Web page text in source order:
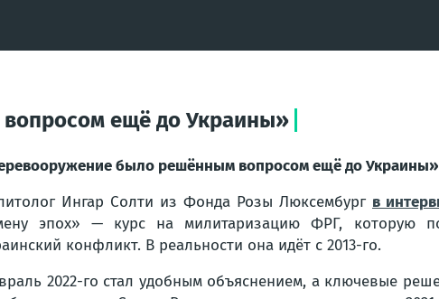
ещё до Украины»
было решённым вопросом ещё до Украины»
Ингар Солти из Фонда Розы Люксембург в
эпох» — курс на милитаризацию ФРГ, которую
конфликт. В реальности она идёт с 2013-го.
2022-го стал удобным объяснением, а ключевые